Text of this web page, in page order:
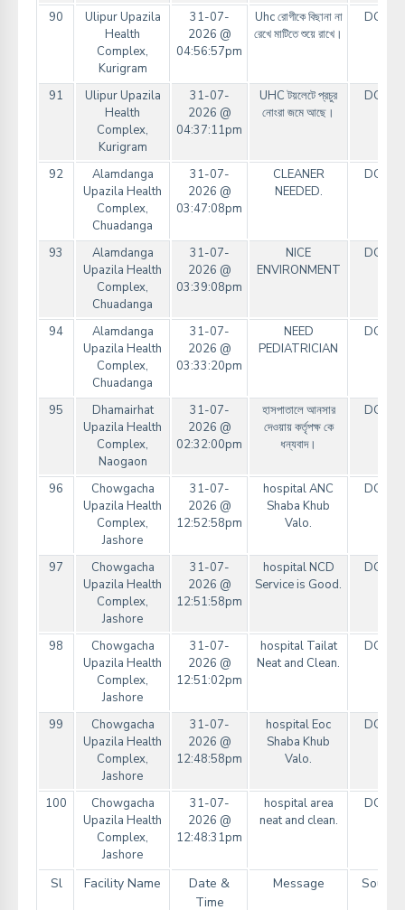
Sl Facility Name
Date &
Time
Message Source
90
Ulipur Upazila
Health
Complex,
Kurigram
31-07-
2026 @
04:56:57pm
Uhc রোগীকে বিছানা না
রেখে মাটিতে শুয়ে রাখে।
DGHS
91
Ulipur Upazila
Health
Complex,
Kurigram
31-07-
2026 @
04:37:11pm
UHC টয়লেটে প্রচুর
নোংরা জমে আছে।
DGHS
92
Alamdanga
Upazila Health
Complex,
Chuadanga
31-07-
2026 @
03:47:08pm
CLEANER
NEEDED.
DGHS
93
Alamdanga
Upazila Health
Complex,
Chuadanga
31-07-
2026 @
03:39:08pm
NICE
ENVIRONMENT
DGHS
94
Alamdanga
Upazila Health
Complex,
Chuadanga
31-07-
2026 @
03:33:20pm
NEED
PEDIATRICIAN
DGHS
95
Dhamairhat
Upazila Health
Complex,
Naogaon
31-07-
2026 @
02:32:00pm
হাসপাতালে আনসার
দেওয়ায় কর্তৃপক্ষ কে
ধন্যবাদ।
DGHS
96
Chowgacha
Upazila Health
Complex,
Jashore
31-07-
2026 @
12:52:58pm
hospital ANC
Shaba Khub
Valo.
DGHS
97
Chowgacha
Upazila Health
Complex,
Jashore
31-07-
2026 @
12:51:58pm
hospital NCD
Service is Good.
DGHS
98
Chowgacha
Upazila Health
Complex,
Jashore
31-07-
2026 @
12:51:02pm
hospital Tailat
Neat and Clean.
DGHS
99
Chowgacha
Upazila Health
Complex,
Jashore
31-07-
2026 @
12:48:58pm
hospital Eoc
Shaba Khub
Valo.
DGHS
100
Chowgacha
Upazila Health
Complex,
Jashore
31-07-
2026 @
12:48:31pm
hospital area
neat and clean.
DGHS